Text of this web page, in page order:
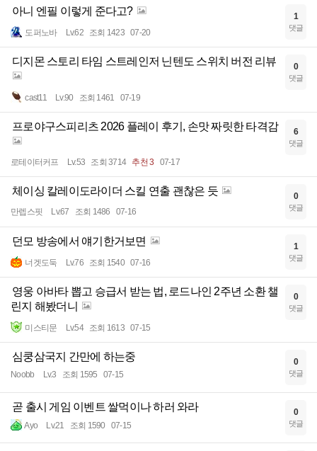
아니 엔필 이렇게 준다고?
도퍼노바 Lv.62 조회 1423 07-20
1
댓글
디지몬 스토리 타임 스트레인저 닌텐도 스위치 버전 리뷰
cast11 Lv.90 조회 1461 07-19
0
댓글
프로야구스피리츠 2026 플레이 후기, 손맛 짜릿한 타격감
로테이터커프 Lv.53 조회 3714 추천 3 07-17
6
댓글
체이싱 칼레이도라이더 스킬 연출 괜찮은 듯
만렙스핏 Lv.67 조회 1486 07-16
0
댓글
던모 방송에서 얘기한거보면
너겟도둑 Lv.76 조회 1540 07-16
1
댓글
영웅 아바타 뽑고 승급서 받는 법, 로드나인 2주년 소환 챌
린지 해봤더니
미스티문 Lv.54 조회 1613 07-15
0
댓글
심쿵삼국지 간만에 하는중
Noobb Lv.3 조회 1595 07-15
0
댓글
곧 출시 게임 이벤트 쌀먹이나 하러 와라
Ayo Lv.21 조회 1590 07-15
0
댓글